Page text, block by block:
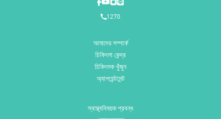
1270
আমাদের সম্পর্কে
চিকিৎসা কেন্দ্র
চিকিৎসক খুঁজুন
অ্যাপয়েন্টমেন্ট
স্বাস্থ্যবিষয়ক প্রবন্ধ